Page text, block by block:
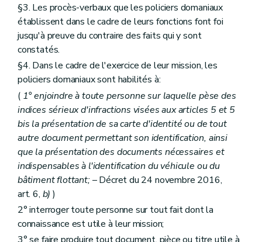
§3. Les procès-verbaux que les policiers domaniaux
établissent dans le cadre de leurs fonctions font foi
jusqu'à preuve du contraire des faits qui y sont
constatés.
§4. Dans le cadre de l'exercice de leur mission, les
policiers domaniaux sont habilités à:
( 1° enjoindre à toute personne sur laquelle pèse des
indices sérieux d'infractions visées aux articles 5 et 5
bis la présentation de sa carte d'identité ou de tout
autre document permettant son identification, ainsi
que la présentation des documents nécessaires et
indispensables à l'identification du véhicule ou du
bâtiment flottant;– Décret du 24 novembre 2016,
art. 6, b) )
2° interroger toute personne sur tout fait dont la
connaissance est utile à leur mission;